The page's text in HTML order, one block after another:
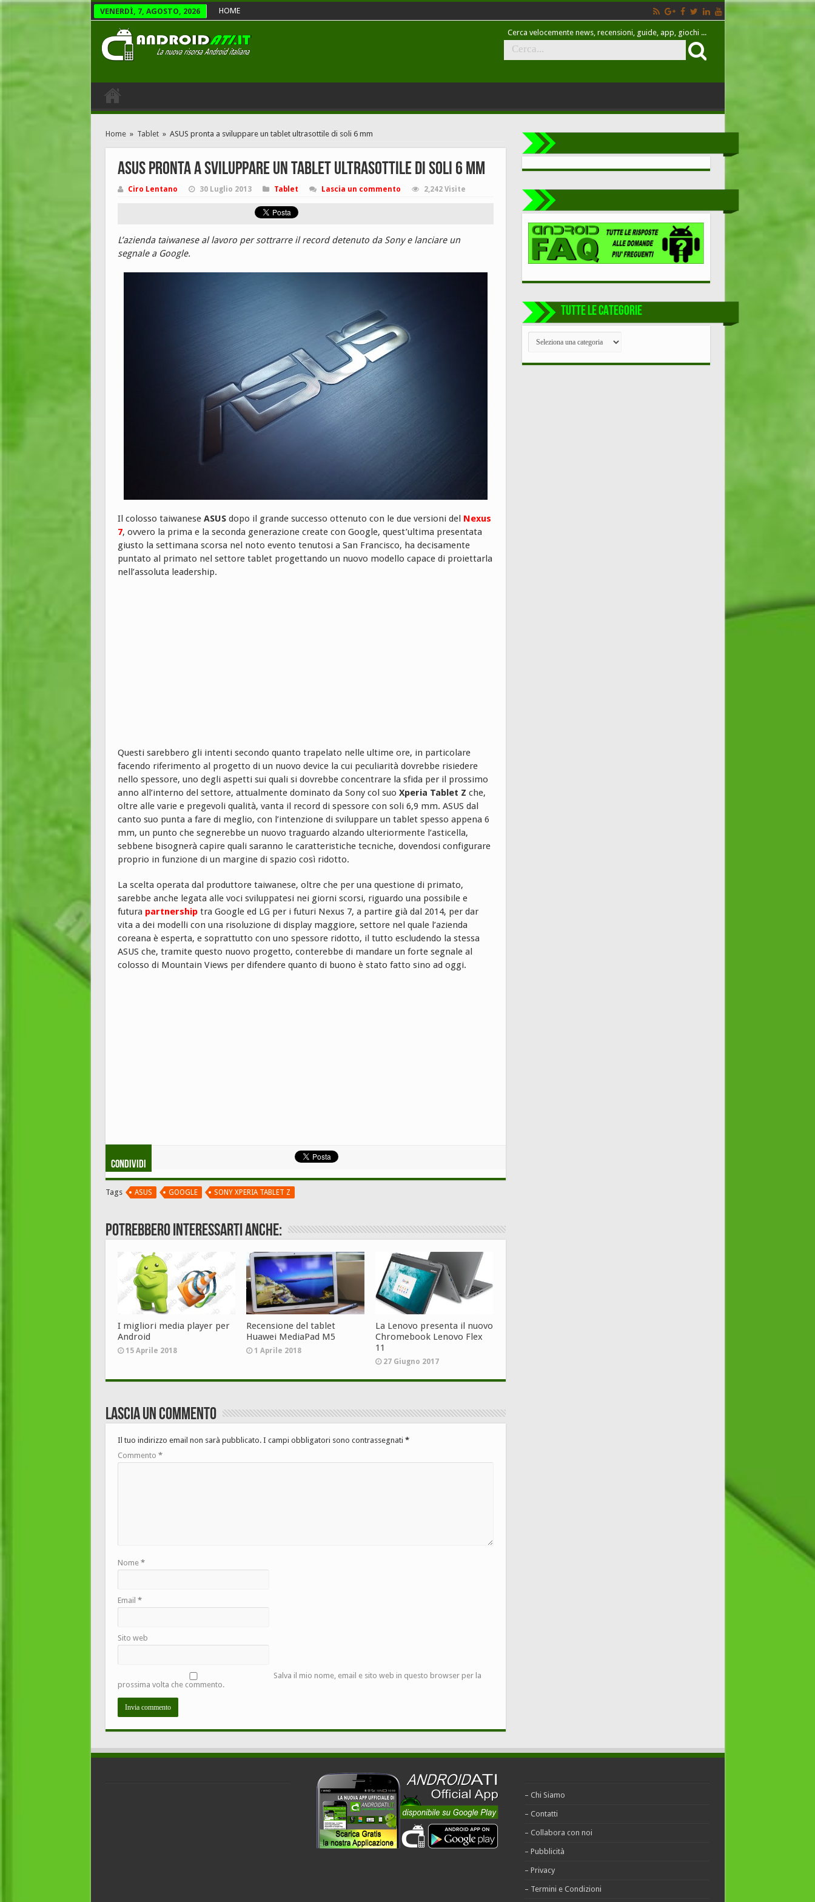
VENERDÌ, 7, AGOSTO, 2026 HOME
Cerca velocemente news, recensioni, guide, app, giochi ...
Home » Tablet » ASUS pronta a sviluppare un tablet ultrasottile di soli 6 mm
ASUS pronta a sviluppare un tablet ultrasottile di soli 6 mm
Ciro Lentano 30 Luglio 2013 Tablet Lascia un commento 2,242 Visite
L’azienda taiwanese al lavoro per sottrarre il record detenuto da Sony e lanciare un
segnale a Google.
Il colosso taiwanese ASUSdopo il grande successo ottenuto con le due versioni del Nexus
7, ovvero la prima e la seconda generazione create con Google, quest’ultima presentata
giusto la settimana scorsa nel noto evento tenutosi a San Francisco, ha decisamente
puntato al primato nel settore tablet progettando un nuovo modello capace di proiettarla
nell’assoluta leadership.
Questi sarebbero gli intenti secondo quanto trapelato nelle ultime ore, in particolare
facendo riferimento al progetto di un nuovo device la cui peculiarità dovrebbe risiedere
nello spessore, uno degli aspetti sui quali si dovrebbe concentrare la sfida per il prossimo
anno all’interno del settore, attualmente dominato da Sony col suo Xperia Tablet Z che,
oltre alle varie e pregevoli qualità, vanta il record di spessore con soli 6,9 mm. ASUS dal
canto suo punta a fare di meglio, con l’intenzione di sviluppare un tablet spesso appena 6
mm, un punto che segnerebbe un nuovo traguardo alzando ulteriormente l’asticella,
sebbene bisognerà capire quali saranno le caratteristiche tecniche, dovendosi configurare
proprio in funzione di un margine di spazio così ridotto.
La scelta operata dal produttore taiwanese, oltre che per una questione di primato,
sarebbe anche legata alle voci sviluppatesi nei giorni scorsi, riguardo una possibile e
futura partnershiptra Google ed LG per i futuri Nexus 7, a partire già dal 2014, per dar
vita a dei modelli con una risoluzione di display maggiore, settore nel quale l’azienda
coreana è esperta, e soprattutto con uno spessore ridotto, il tutto escludendo la stessa
ASUS che, tramite questo nuovo progetto, conterebbe di mandare un forte segnale al
colosso di Mountain Views per difendere quanto di buono è stato fatto sino ad oggi.
Condividi
Tags ASUS GOOGLE SONY XPERIA TABLET Z
Potrebbero interessarti anche:
I migliori media player per
Android
15 Aprile 2018
Recensione del tablet
Huawei MediaPad M5
1 Aprile 2018
La Lenovo presenta il nuovo
Chromebook Lenovo Flex
11
27 Giugno 2017
Lascia un commento
Il tuo indirizzo email non sarà pubblicato. I campi obbligatori sono contrassegnati *
Commento *
Nome *
Email *
Sito web
Salva il mio nome, email e sito web in questo browser per la
prossima volta che commento.
TUTTE LE CATEGORIE
TUTTE
CATEGORIE
– Chi Siamo
– Contatti
– Collabora con noi
– Pubblicità
– Privacy
– Termini e Condizioni